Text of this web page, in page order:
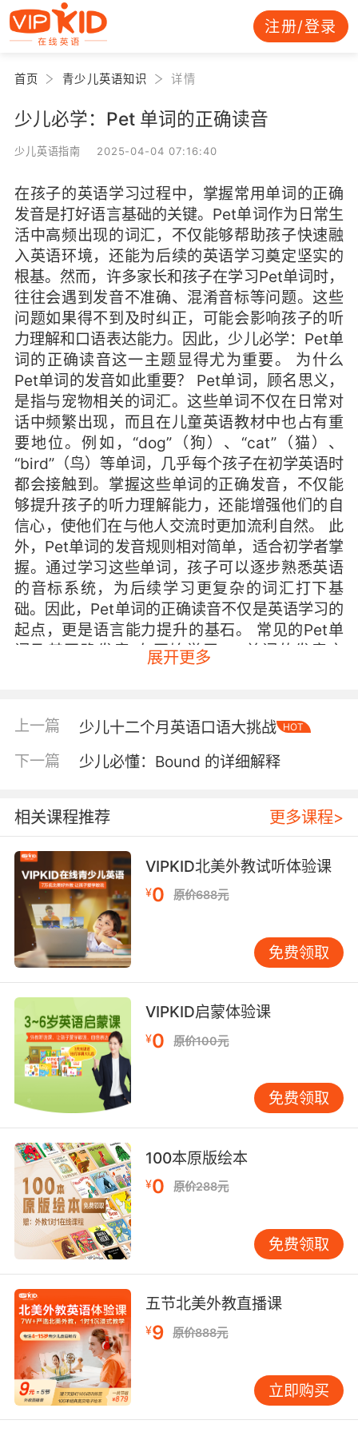
注册/登录
首页 青少儿英语知识 详情
少儿必学：Pet 单词的正确读音
少儿英语指南 2025-04-04 07:16:40
在孩子的英语学习过程中，掌握常用单词的正确
发音是打好语言基础的关键。Pet单词作为日常生
活中高频出现的词汇，不仅能够帮助孩子快速融
入英语环境，还能为后续的英语学习奠定坚实的
根基。然而，许多家长和孩子在学习Pet单词时，
往往会遇到发音不准确、混淆音标等问题。这些
问题如果得不到及时纠正，可能会影响孩子的听
力理解和口语表达能力。因此，少儿必学：Pet单
词的正确读音这一主题显得尤为重要。 为什么
Pet单词的发音如此重要？ Pet单词，顾名思义，
是指与宠物相关的词汇。这些单词不仅在日常对
话中频繁出现，而且在儿童英语教材中也占有重
要地位。例如，“dog”（狗）、“cat”（猫）、
“bird”（鸟）等单词，几乎每个孩子在初学英语时
都会接触到。掌握这些单词的正确发音，不仅能
够提升孩子的听力理解能力，还能增强他们的自
信心，使他们在与他人交流时更加流利自然。 此
外，Pet单词的发音规则相对简单，适合初学者掌
握。通过学习这些单词，孩子可以逐步熟悉英语
的音标系统，为后续学习更复杂的词汇打下基
础。因此，Pet单词的正确读音不仅是英语学习的
起点，更是语言能力提升的基石。 常见的Pet单
词及其正确发音 在开始学习Pet单词的发音之
前，我们首先需要了解一些常见的Pet单词及其正
标： Dog /dɒɡ/ 发音要点：注意“o”的发音为短
音/ɒ/，类似于中文的“哦”。 Cat /kæt/ 发音要
点：“a”发短音/æ/，类似于中文的“啊”。 Bird
/bɜːrd/ 发音要点：“ir”发长音/ɜːr/，类似于中文
于中文的“衣”。 Rabbit /ˈræbɪt/ 发音要点：注意
重音在第一个音节，“a”发短音/æ/，“i”发短音/
ɪ/。 这些单词的发音虽然简单，但如果不注意细
节，很容易出现错误。例如，许多孩子会将“dog”
读成“道格”，忽略了“o”的短音发音。因此，在学
习这些单词时，家长和老师应特别注意音标的标
注，帮助孩子准确掌握每个音节的发音。 如何帮
助孩子掌握Pet单词的正确发音？ 利用音频资源
现在有许多优质的英语学习APP和网站提供单词
发音的音频资源。家长可以让孩子反复听这些音
频，模仿其中的发音。例如，使用“有道词典”或
“金山词霸”等工具，输入单词后点击发音按钮，
让孩子跟读。 结合图片和实物 孩子对图像和实物
的记忆往往比文字更深刻。家长可以在教孩子学
习Pet单词时，结合图片或实物进行讲解。例如，
在教“cat”时，可以展示一张猫的图片，并反复强
调“cat”的发音。这种方法不仅能够帮助孩子记住
单词，还能加深他们对发音的印象。 通过游戏互
动 游戏是孩子学习的最佳方式之一。家长可以设
计一些与Pet单词相关的游戏，例如“单词接龙”或
“猜单词”。在游戏中，孩子需要通过发音来猜测
单词，从而巩固他们的发音技巧。例如，家长可
以模仿“dog”的发音，让孩子猜出对应的单词。
定期复习和纠正 学习发音是一个需要反复练习的
过程。家长应定期帮助孩子复习已学过的Pet单
词，并及时纠正他们的发音错误。例如，如果孩
子将“fish”读成“费什”，家长可以耐心地纠正，并
让孩子多次重复正确的发音。 常见发音错误及纠
正方法 在学习Pet单词的过程中，孩子难免会出
现一些发音错误。以下是一些常见的错误及其纠
展开更多
上一篇 少儿十二个月英语口语大挑战 HOT
下一篇 少儿必懂：Bound 的详细解释
相关课程推荐 更多课程>
VIPKID北美外教试听体验课
¥0 原价688元
免费领取
VIPKID启蒙体验课
¥0 原价100元
免费领取
100本原版绘本
¥0 原价288元
免费领取
五节北美外教直播课
¥9 原价888元
立即购买